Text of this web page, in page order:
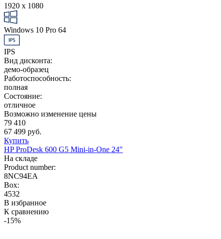
1920 x 1080
Windows 10 Pro 64
IPS
Вид дисконта:
демо-образец
Работоспособность:
полная
Состояние:
отличное
Возможно изменение цены
79 410
67 499 руб.
Купить
HP ProDesk 600 G5 Mini-in-One 24"
На складе
Product number:
8NC94EA
Box:
4532
В избранное
К сравнению
-15%